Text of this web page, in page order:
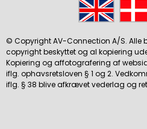
© Copyright AV-Connection A/S. Alle
copyright beskyttet og al kopiering
Kopiering og affotografering af
iflg. ophavsretsloven § 1 og 2.
iflg. § 38 blive afkrævet vederlag og